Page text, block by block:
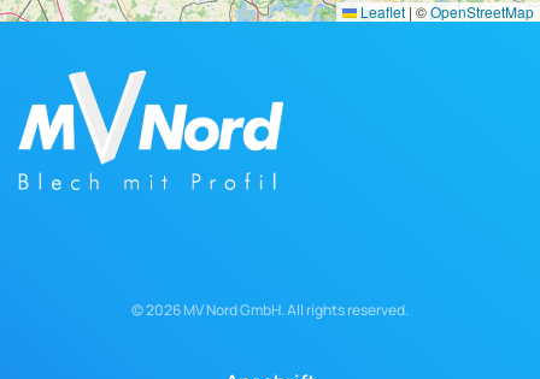
Leaflet | ©OpenStreetMap
©2026MV Nord GmbH. All rights reserved.